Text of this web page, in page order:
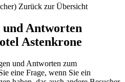
Zurück zur Übersicht
Antworten
Astenkrone
und Antworten zum
eine Frage, wenn Sie ein